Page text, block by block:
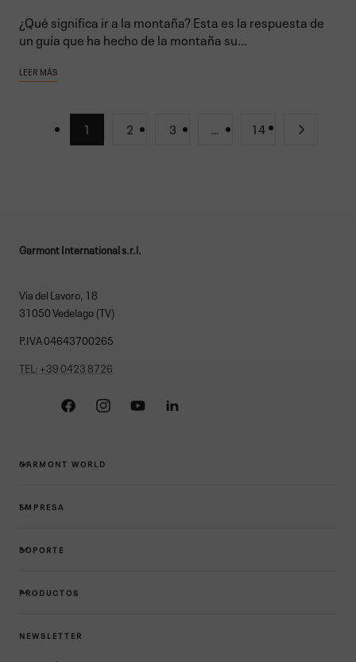
¿Qué significa ir a la montaña? Esta es la respuesta de
un guía que ha hecho de la montaña su...
LEER MÁS
1 2 3 … 14
Garmont International s.r.l.
Via del Lavoro, 18
31050 Vedelago (TV)
P.IVA 04643700265
TEL: +39 0423 8726
FacebookInstagramYouTubeLinkedin
GARMONT WORLD
EMPRESA
SOPORTE
PRODUCTOS
NEWSLETTER